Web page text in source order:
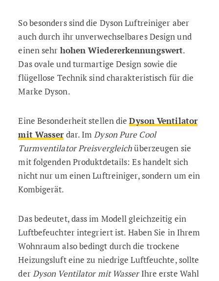
So besonders sind die Dyson Luftreiniger aber
auch durch ihr unverwechselbares Design und
einen sehr hohen Wiedererkennungswert.
Das ovale und turmartige Design sowie die
flügellose Technik sind charakteristisch für die
Marke Dyson.
Eine Besonderheit stellen dieDyson Ventilator
mit Wasserdar. ImDyson Pure Cool
Turmventilator Preisvergleichüberzeugen sie
mit folgenden Produktdetails: Es handelt sich
nicht nur um einen Luftreiniger, sondern um ein
Kombigerät.
Das bedeutet, dass im Modell gleichzeitig ein
Luftbefeuchter integriert ist. Haben Sie in Ihrem
Wohnraum also bedingt durch die trockene
Heizungsluft eine zu niedrige Luftfeuchte, sollte
derDyson Ventilator mit WasserIhre erste Wahl